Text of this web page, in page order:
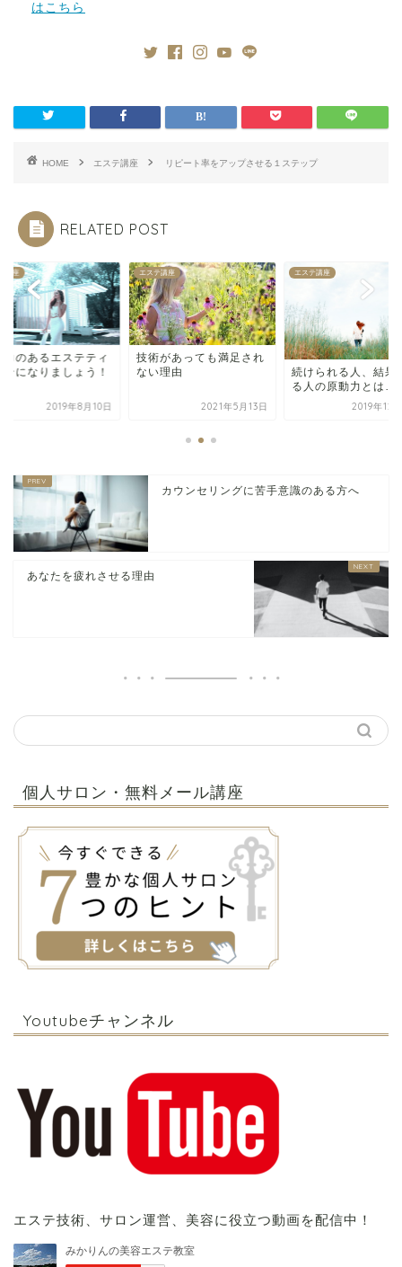
はこちら
HOME エステ講座 リピート率をアップさせる１ステップ
RELATED POST
講座
力のあるエステティ
ンになりましょう！
2019年8月10日
エステ講座
技術があっても満足され
ない理由
2021年5月13日
エステ講座
続けられる人、結果
る人の原動力とは…
2019年12
カウンセリングに苦手意識のある方へ
あなたを疲れさせる理由
個人サロン・無料メール講座
Youtubeチャンネル
エステ技術、サロン運営、美容に役立つ動画を配信中！